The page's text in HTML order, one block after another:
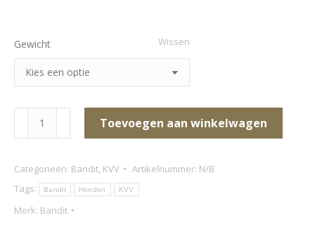
Gewicht Wissen
wildmix
Toevoegen aan winkelwagen
Categorieën: Bandit, KVV Artikelnummer: N/B
Tags:
Bandit Honden KVV
Merk: Bandit